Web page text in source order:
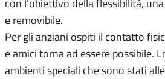
con l’obiettivo della flessibilità,
e removibile.
Per gli anziani ospiti il contatto
e amici torna ad essere possibile.
ambienti speciali che sono stati